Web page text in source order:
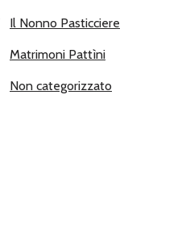
Il Nonno Pasticciere
Matrimoni Pattìni
Non categorizzato